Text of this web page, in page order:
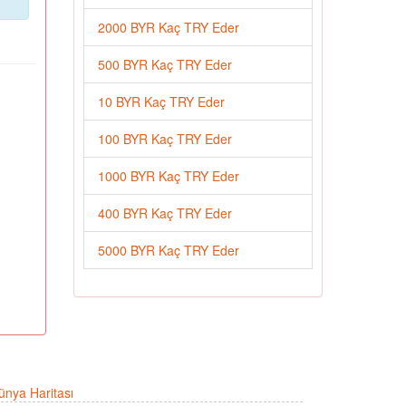
2000 BYR Kaç TRY Eder
500 BYR Kaç TRY Eder
10 BYR Kaç TRY Eder
100 BYR Kaç TRY Eder
1000 BYR Kaç TRY Eder
400 BYR Kaç TRY Eder
5000 BYR Kaç TRY Eder
Haritası